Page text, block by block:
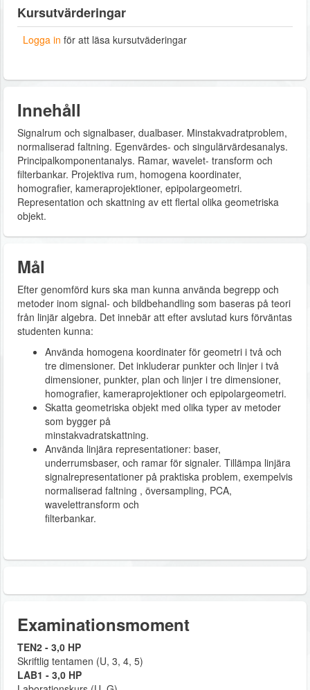
Kursutvärderingar
Logga in för att läsa kursutväderingar
Innehåll
Signalrum och signalbaser, dualbaser. Minstakvadratproblem,
normaliserad faltning. Egenvärdes- och singulärvärdesanalys.
Principalkomponentanalys. Ramar, wavelet- transform och
filterbankar. Projektiva rum, homogena koordinater,
homografier, kameraprojektioner, epipolargeometri.
Representation och skattning av ett flertal olika geometriska
objekt.
Mål
Efter genomförd kurs ska man kunna använda begrepp och
metoder inom signal- och bildbehandling som baseras på teori
från linjär algebra. Det innebär att efter avslutad kurs förväntas
studenten kunna:
Använda homogena koordinater för geometri i två och
tre dimensioner. Det inkluderar punkter och linjer i två
dimensioner, punkter, plan och linjer i tre dimensioner,
homografier, kameraprojektioner och epipolargeometri.
Skatta geometriska objekt med olika typer av metoder
som bygger på
minstakvadratskattning.
Använda linjära representationer: baser,
underrumsbaser, och ramar för signaler. Tillämpa linjära
signalrepresentationer på praktiska problem, exempelvis
normaliserad faltning , översampling, PCA,
wavelettransform och
filterbankar.
Examinationsmoment
TEN2 - 3,0 HP
Skriftlig tentamen (U, 3, 4, 5)
LAB1 - 3,0 HP